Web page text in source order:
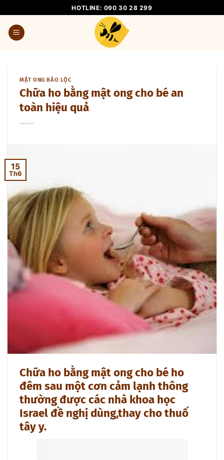
qua
nội
dung
HOTLINE: 090 30 28 299
MẬT ONG BẢO LỘC
Chữa ho bằng mật ong cho bé an
toàn hiệu quả
15
Th6
Chữa ho bằng mật ong cho bé ho
đêm sau một cơn cảm lạnh thông
thường được các nhà khoa học
Israel đề nghị dùng,thay cho thuố
tây y.